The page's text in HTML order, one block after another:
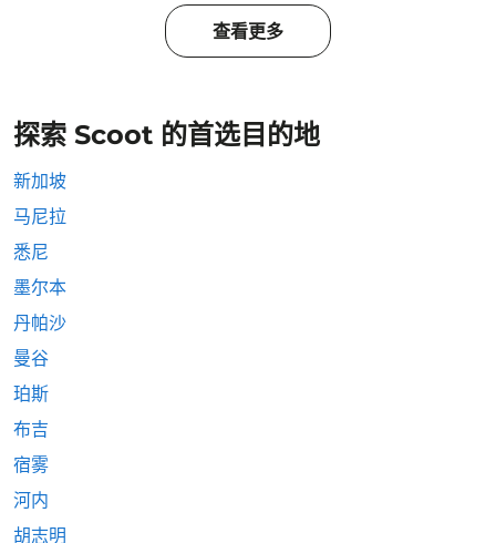
查看更多
探索 Scoot 的首选目的地
新加坡
马尼拉
悉尼
墨尔本
丹帕沙
曼谷
珀斯
布吉
宿雾
河内
胡志明